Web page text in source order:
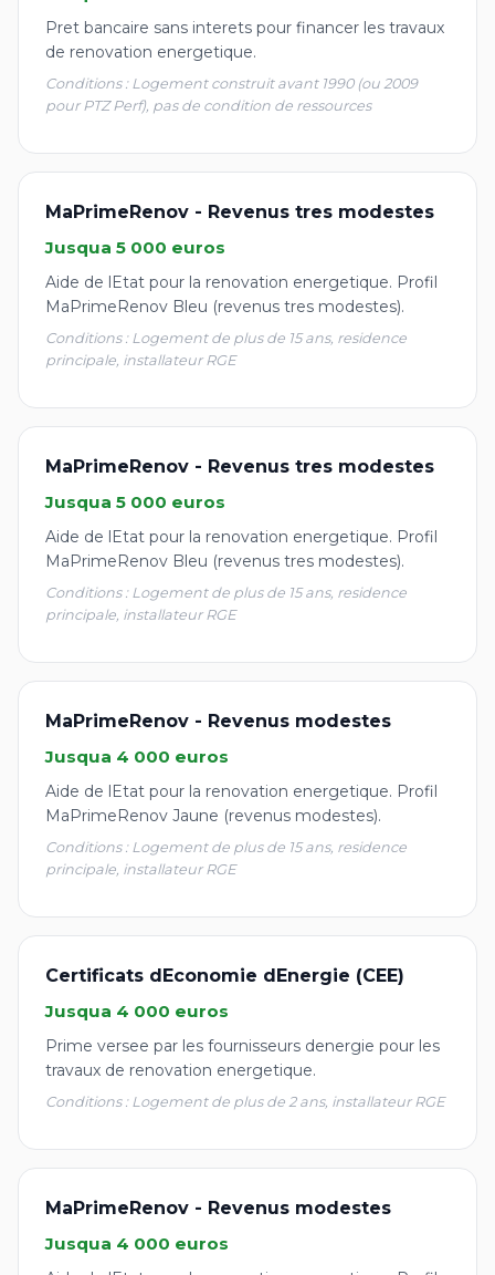
Pret bancaire sans interets pour financer les travaux
de renovation energetique.
Conditions : Logement construit avant 1990 (ou 2009
pour PTZ Perf), pas de condition de ressources
MaPrimeRenov - Revenus tres modestes
Jusqua 5 000 euros
Aide de lEtat pour la renovation energetique. Profil
MaPrimeRenov Bleu (revenus tres modestes).
Conditions : Logement de plus de 15 ans, residence
principale, installateur RGE
MaPrimeRenov - Revenus tres modestes
Jusqua 5 000 euros
Aide de lEtat pour la renovation energetique. Profil
MaPrimeRenov Bleu (revenus tres modestes).
Conditions : Logement de plus de 15 ans, residence
principale, installateur RGE
MaPrimeRenov - Revenus modestes
Jusqua 4 000 euros
Aide de lEtat pour la renovation energetique. Profil
MaPrimeRenov Jaune (revenus modestes).
Conditions : Logement de plus de 15 ans, residence
principale, installateur RGE
Certificats dEconomie dEnergie (CEE)
Jusqua 4 000 euros
Prime versee par les fournisseurs denergie pour les
travaux de renovation energetique.
Conditions : Logement de plus de 2 ans, installateur RGE
MaPrimeRenov - Revenus modestes
Jusqua 4 000 euros